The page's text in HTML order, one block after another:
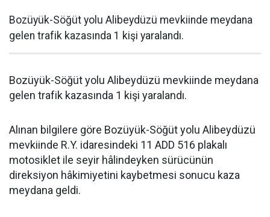
Bozüyük-Söğüt yolu Alibeydüzü mevkiinde meydana
gelen trafik kazasında 1 kişi yaralandı.
Bozüyük-Söğüt yolu Alibeydüzü mevkiinde meydana
gelen trafik kazasında 1 kişi yaralandı.
Alınan bilgilere göre Bozüyük-Söğüt yolu Alibeydüzü
mevkiinde R.Y. idaresindeki 11 ADD 516 plakalı
motosiklet ile seyir hâlindeyken sürücünün
direksiyon hâkimiyetini kaybetmesi sonucu kaza
meydana geldi.